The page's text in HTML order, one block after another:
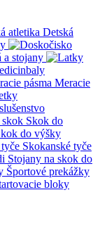
Detská
a stojany
Meracie
Skok do
do výšky
Skokanské tyče
Stojany na skok do
Športové prekážky